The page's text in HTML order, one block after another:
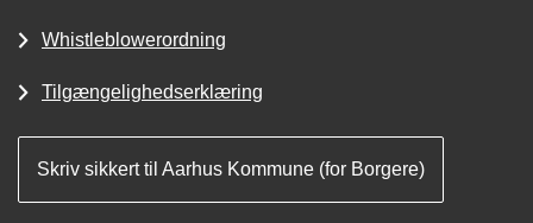
Whistleblowerordning
Tilgængelighedserklæring
Skriv sikkert til Aarhus Kommune (for Borgere)